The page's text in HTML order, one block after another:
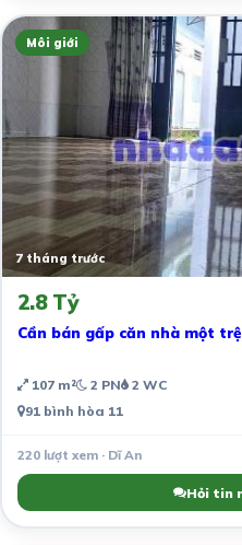
Môi giới
7 tháng trước
2.8 Tỷ
Cần bán gấp căn nhà một
107 m² 2 PN 2 WC
91 bình hòa 11
220 lượt xem · Dĩ An
Hỏi tin